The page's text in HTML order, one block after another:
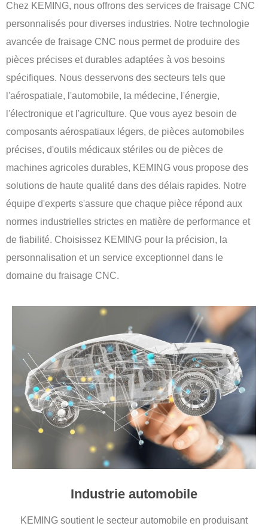
Chez KEMING, nous offrons des services de fraisage CNC
personnalisés pour diverses industries. Notre technologie
avancée de fraisage CNC nous permet de produire des
pièces précises et durables adaptées à vos besoins
spécifiques. Nous desservons des secteurs tels que
l'aérospatiale, l'automobile, la médecine, l'énergie,
l'électronique et l'agriculture. Que vous ayez besoin de
composants aérospatiaux légers, de pièces automobiles
précises, d'outils médicaux stériles ou de pièces de
machines agricoles durables, KEMING vous propose des
solutions de haute qualité dans des délais rapides. Notre
équipe d'experts s'assure que chaque pièce répond aux
normes industrielles strictes en matière de performance et
de fiabilité. Choisissez KEMING pour la précision, la
personnalisation et un service exceptionnel dans le
domaine du fraisage CNC.
Industrie automobile
KEMING soutient le secteur automobile en produisant